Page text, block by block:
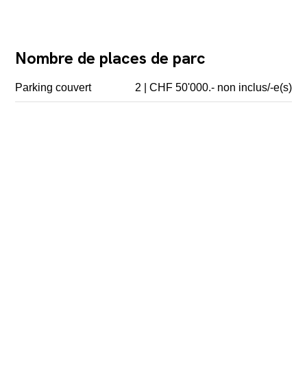
Nombre de places de parc
Parking couvert 2 | CHF 50'000.- non inclus/-e(s)